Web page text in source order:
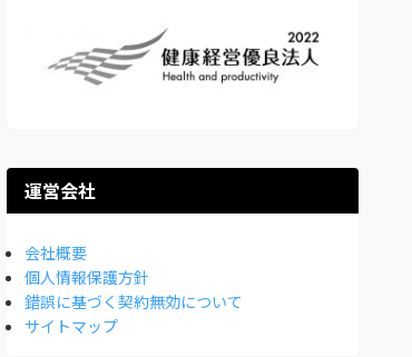
運営会社
会社概要
個人情報保護方針
錯誤に基づく契約無効について
サイトマップ